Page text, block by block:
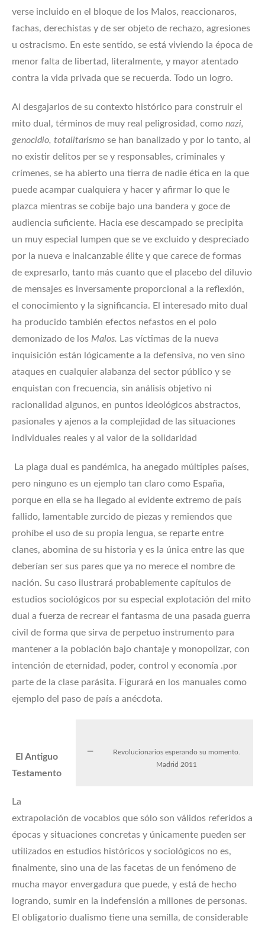
verse incluido en el bloque de los Malos, reaccionaros,
fachas, derechistas y de ser objeto de rechazo, agresiones
u ostracismo. En este sentido, se está viviendo la época de
menor falta de libertad, literalmente, y mayor atentado
contra la vida privada que se recuerda. Todo un logro.
Al desgajarlos de su contexto histórico para construir el
mito dual, términos de muy real peligrosidad, como nazi,
genocidio, totalitarismo se han banalizado y por lo tanto, al
no existir delitos per se y responsables, criminales y
crímenes, se ha abierto una tierra de nadie ética en la que
puede acampar cualquiera y hacer y afirmar lo que le
plazca mientras se cobije bajo una bandera y goce de
audiencia suficiente. Hacia ese descampado se precipita
un muy especial lumpen que se ve excluido y despreciado
por la nueva e inalcanzable élite y que carece de formas
de expresarlo, tanto más cuanto que el placebo del diluvio
de mensajes es inversamente proporcional a la reflexión,
el conocimiento y la significancia. El interesado mito dual
ha producido también efectos nefastos en el polo
demonizado de los Malos. Las víctimas de la nueva
inquisición están lógicamente a la defensiva, no ven sino
ataques en cualquier alabanza del sector público y se
enquistan con frecuencia, sin análisis objetivo ni
racionalidad algunos, en puntos ideológicos abstractos,
pasionales y ajenos a la complejidad de las situaciones
individuales reales y al valor de la solidaridad
La plaga dual es pandémica, ha anegado múltiples países,
pero ninguno es un ejemplo tan claro como España,
porque en ella se ha llegado al evidente extremo de país
fallido, lamentable zurcido de piezas y remiendos que
prohíbe el uso de su propia lengua, se reparte entre
clanes, abomina de su historia y es la única entre las que
deberían ser sus pares que ya no merece el nombre de
nación. Su caso ilustrará probablemente capítulos de
estudios sociológicos por su especial explotación del mito
dual a fuerza de recrear el fantasma de una pasada guerra
civil de forma que sirva de perpetuo instrumento para
mantener a la población bajo chantaje y monopolizar, con
intención de eternidad, poder, control y economía .por
parte de la clase parásita. Figurará en los manuales como
ejemplo del paso de país a anécdota.
Revolucionarios esperando su momento.
Madrid 2011
El Antiguo
Testamento
La
extrapolación de vocablos que sólo son válidos referidos a
épocas y situaciones concretas y únicamente pueden ser
utilizados en estudios históricos y sociológicos no es,
finalmente, sino una de las facetas de un fenómeno de
mucha mayor envergadura que puede, y está de hecho
logrando, sumir en la indefensión a millones de personas.
El obligatorio dualismo tiene una semilla, de considerable